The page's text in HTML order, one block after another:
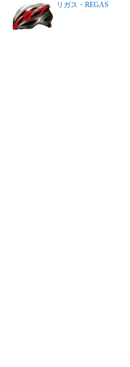
リガス・REGAS